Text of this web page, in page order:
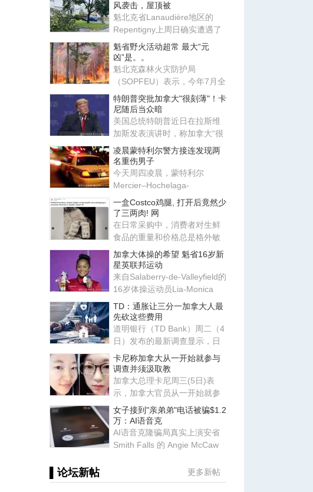
风袭击，屋顶被
魁北克省Lanaudière地区的
Repentigny上周日确实遭遇了
一场龙卷风袭击。加拿大北方
龙
魁省野火活动超常 最大“元
凶”是。。
魁北克森林火灾防护局
（SOPFEU）表示，今年7月全
省野火活动高于往年平均水
平，主要原
特朗普突批加拿大"很刻薄"！卡
尼随后当众暗
美国总统特朗普近日在拉斯维
加斯发表演讲时，称加拿大“很
刻薄”，但同时表示“我爱加
凌晨蒙特利尔警方接连发现两
名重伤男子
今天周四凌晨，蒙特利尔
Mercier–Hochelaga-
Maisonneuve区接连发现两名
身受重伤的男子
一盒Costco鸡腿, 打开后竟然少
了三两肉! 网
在日常采购中，消费者对生鲜
食品的重量和价格总是格外敏
感。近日，在 Reddit 的 r/Cos
加拿大体操的希望 魁省16岁新
星英联邦运动
来自Salaberry-de-Valleyfield的
16岁体操运动员Lia-Monica
Fontaine近日接受CBC《Dayb
TD：通胀让三分一加拿大人最
先砍这些费用
道明银行（TD Bank）周二（4
日）发布的最新调查显示，日
益高涨的生活成本已让加拿大
民
卡尼称加拿大从一开始就参与
调查并须汲取教
加拿大总理卡尼周三(5日)表
示，加拿大官员从一开始就参
与了对一名被指控在北约军事
总
女子接到"亲弟弟"电话被骗$1.2
万：AI语音克
AI语音克隆骗局真实上演安省
Smith Falls 的 Angie McCaw
▌论坛新帖 更多新帖